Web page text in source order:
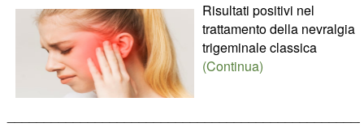
Risultati positivi nel
trattamento della nevralgia
trigeminale classica
(Continua)